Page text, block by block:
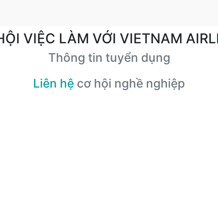
VIỆC LÀM VỚI VIETNAM
Thông tin tuyển dụng
Liên hệ cơ hội nghề nghiệp